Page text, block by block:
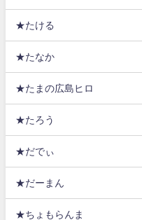
★たける
★たなか
★たまの広島ヒロ
★たろう
★だでぃ
★だーまん
★ちょもらんま